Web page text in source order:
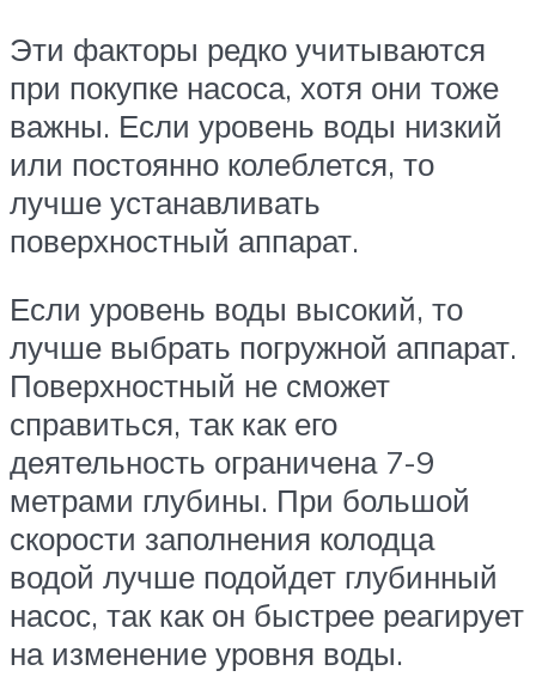
Эти факторы редко учитываются
при покупке насоса, хотя они тоже
важны. Если уровень воды низкий
или постоянно колеблется, то
лучше устанавливать
поверхностный аппарат.
Если уровень воды высокий, то
лучше выбрать погружной аппарат.
Поверхностный не сможет
справиться, так как его
деятельность ограничена 7-9
метрами глубины. При большой
скорости заполнения колодца
водой лучше подойдет глубинный
насос, так как он быстрее реагирует
на изменение уровня воды.